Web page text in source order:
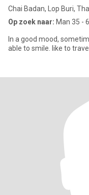
Chai Badan, Lop Buri,
Op zoek naar: Man 35 -
In a good mood, sometimes I